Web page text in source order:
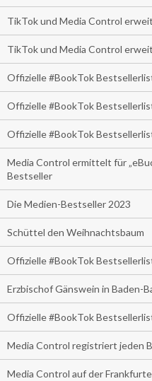
TikTok und Media Control
TikTok und Media Control
Offizielle #BookTok
Offizielle #BookTok
Offizielle #BookTok
Media Control ermittelt für
Bestseller
Die Medien-Bestseller 2023
Schüttel den Weihnachtsbaum
Offizielle #BookTok
Erzbischof Gänswein in Baden-
Offizielle #BookTok
Media Control registriert jeden
Media Control auf der